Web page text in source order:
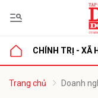
CHÍNH TRỊ - XÃ
Trang chủ Doanh
luận